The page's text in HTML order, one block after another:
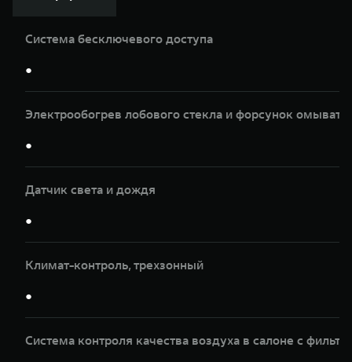
Система бесключевого доступа
●
Электрообогрев лобового стекла и форсунок
●
Датчик света и дождя
●
Климат-контроль, трeхзонный
●
Система контроля качества воздуха в салоне с